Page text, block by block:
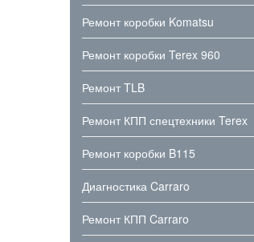
Ремонт коробки Komatsu
Ремонт коробки Terex 960
Ремонт TLB
Ремонт КПП спецтехники Terex
Ремонт коробки B115
Диагностика Carraro
Ремонт КПП Carraro